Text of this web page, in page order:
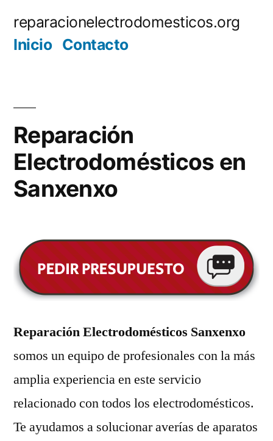
reparacionelectrodomesticos.org
Inicio Contacto
Reparación
Electrodomésticos en
Sanxenxo
Reparación Electrodomésticos Sanxenxo
somos un equipo de profesionales con la más
amplia experiencia en este servicio
relacionado con todos los electrodomésticos.
Te ayudamos a solucionar averías de aparatos